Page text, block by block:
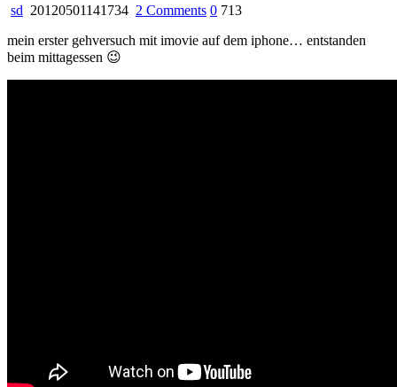
sd 20120501141734 2 Commentson
schattenspiele
0 713
mein erster gehversuch mit imovie auf dem iphone… entstanden
beim mittagessen 😉